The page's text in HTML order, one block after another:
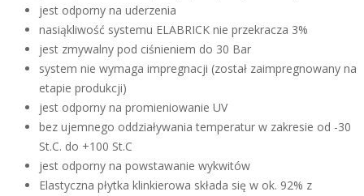
jest odporny na uderzenia
nasiąkliwość systemu ELABRICK nie przekracza 3%
jest zmywalny pod ciśnieniem do 30 Bar
system nie wymaga impregnacji (został zaimpregnowany na
etapie produkcji)
jest odporny na promieniowanie UV
bez ujemnego oddziaływania temperatur w zakresie od -30
St.C. do +100 St.C
jest odporny na powstawanie wykwitów
Elastyczna płytka klinkierowa składa się w ok. 92% z